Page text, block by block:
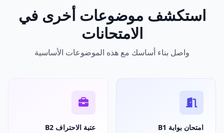
استكشف موضوعات أخرى في
الامتحانات
واصل بناء أساسك مع هذه الموضوعات الأساسية
امتحان بوابة B1 عتبة الاحتراف B2